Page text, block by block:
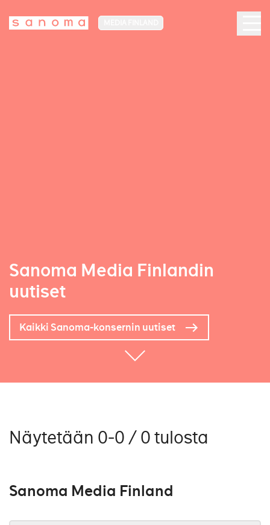
Sanoma Media Finlandin
uutiset
Kaikki Sanoma-konsernin uutiset
Näytetään 0-0 / 0 tulosta
Sanoma Media Finland